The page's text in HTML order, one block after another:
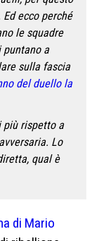
ecco perché
le squadre
a
sulla fascia
del duello la
più rispetto a
Lo
qual è
di Mario